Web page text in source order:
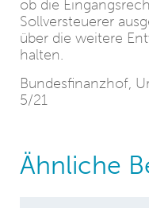
ob die
Sollversteuerer
über die weitere
halten.
Bundesfinanzhof,
5/21
Ähnliche